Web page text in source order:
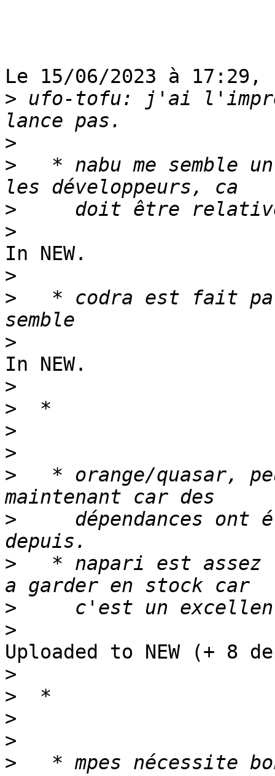
Le 15/06/2023 à 17:29,
> ufo-tofu: j'ai
>
>
* nabu me semble
>
>
In NEW.
>
>
* codra est fait
>
In NEW.
>
>
>
>
>
* orange/quasar,
>
dépendances ont
>
* napari est assez
>
>
Uploaded to NEW (+ 8
>
>
>
>
>